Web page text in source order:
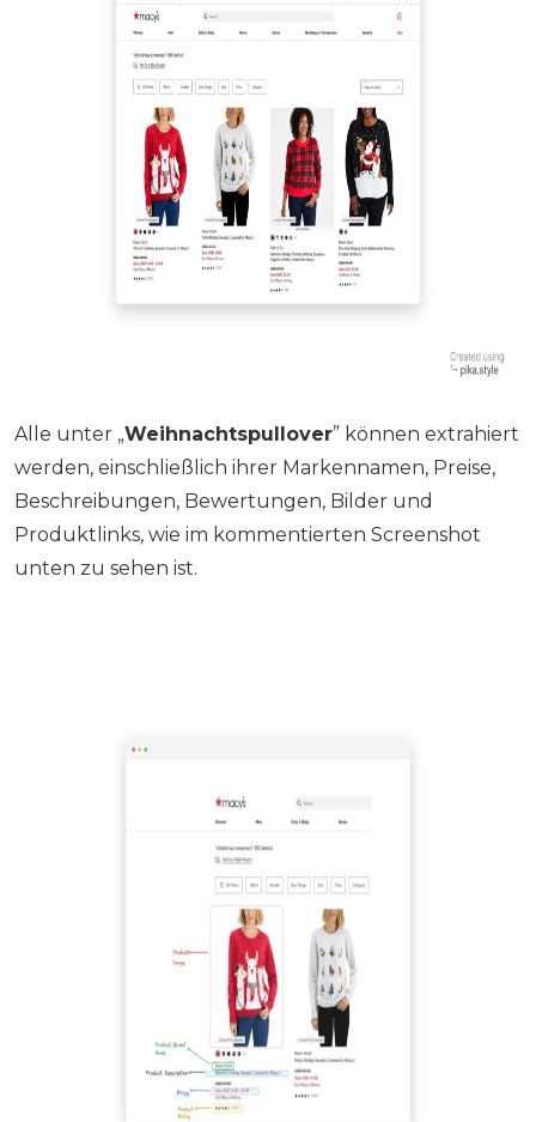
Alle unter „Weihnachtspullover” können extrahiert
werden, einschließlich ihrer Markennamen, Preise,
Beschreibungen, Bewertungen, Bilder und
Produktlinks, wie im kommentierten Screenshot
unten zu sehen ist.